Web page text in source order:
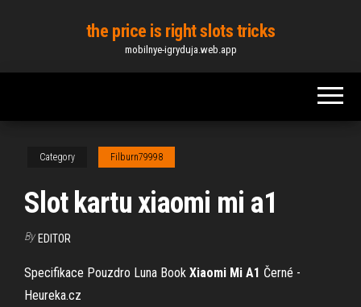
content
the price is right slots tricks
mobilnye-igryduja.web.app
Category Filburn79998
Slot kartu xiaomi mi a1
By EDITOR
Specifikace Pouzdro Luna Book Xiaomi Mi A1 Černé -
Heureka.cz